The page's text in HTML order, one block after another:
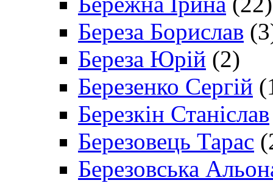
Береза Борислав
Береза Юрій (2)
Березенко Сергій
Березкін Станіслав
Березовець Тарас
Березовська